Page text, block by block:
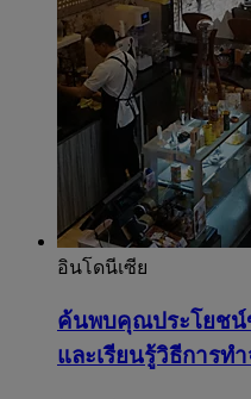
อินโดนีเซีย
ค้นพบคุณประโยชน์
และเรียนรู้วิธีการท